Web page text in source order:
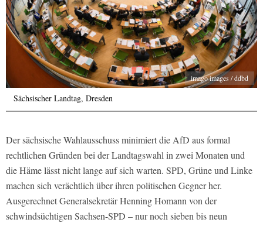
imago images / ddbd
Sächsischer Landtag, Dresden
Der sächsische Wahlausschuss minimiert die AfD aus formal
rechtlichen Gründen bei der Landtagswahl in zwei Monaten und
die Häme lässt nicht lange auf sich warten. SPD, Grüne und Linke
machen sich verächtlich über ihren politischen Gegner her.
Ausgerechnet Generalsekretär Henning Homann von der
schwindsüchtigen Sachsen-SPD – nur noch sieben bis neun